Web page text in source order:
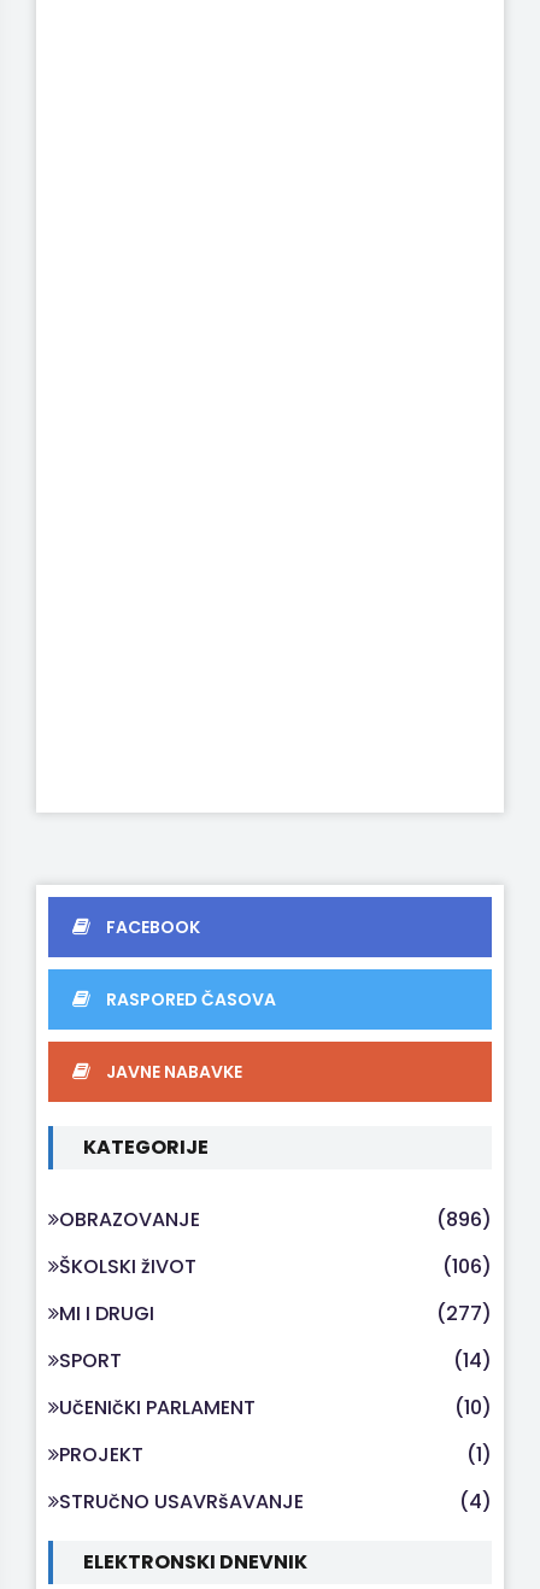
FACEBOOK
RASPORED ČASOVA
JAVNE NABAVKE
KATEGORIJE
OBRAZOVANJE
(896)
ŠKOLSKI žIVOT
(106)
MI I DRUGI
(277)
SPORT
(14)
UčENIčKI PARLAMENT
(10)
PROJEKT
(1)
STRUčNO USAVRšAVANJE
(4)
ELEKTRONSKI DNEVNIK